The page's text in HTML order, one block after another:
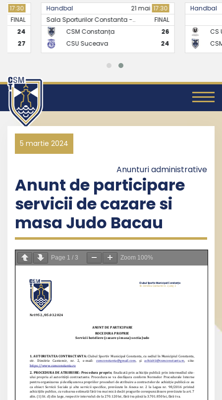
Handbal
17:30
Sala Sporturilor Constanta -..
FINAL
CSM Constanța
CSU Suceava
Handbal
CS
CSM
5 martie 2024
Anunturi administrative
Anunt de participare
servicii de cazare si
masa Judo Bacau
Page 1 / 3 Zoom 100%